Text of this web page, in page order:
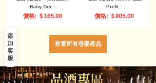
添
加
客
服
查看所有母嬰產品
尼米妮造型兒童餐...
價格: ＄185.00
尼米奇造型兒童餐...
價格: ＄185.00